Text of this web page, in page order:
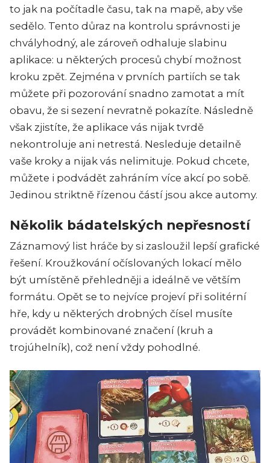
to jak na počítadle času, tak na mapě, aby vše
sedělo. Tento důraz na kontrolu správnosti je
chvályhodný, ale zároveň odhaluje slabinu
aplikace: u některých procesů chybí možnost
kroku zpět. Zejména v prvních partiích se tak
můžete při pozorování snadno zamotat a mít
obavu, že si sezení nevratně pokazíte. Následně
však zjistíte, že aplikace vás nijak tvrdě
nekontroluje ani netrestá. Nesleduje detailně
vaše kroky a nijak vás nelimituje. Pokud chcete,
můžete i podvádět zahráním více akcí po sobě.
Jedinou striktně řízenou částí jsou akce automy.
Několik bádatelských nepřesností
Záznamový list hráče by si zasloužil lepší grafické
řešení. Kroužkování očíslovaných lokací mělo
být umístěně přehledněji a ideálně ve větším
formátu. Opět se to nejvíce projeví při solitérní
hře, kdy u některých drobných čísel musíte
provádět kombinované značení (kruh a
trojúhelník), což není vždy pohodlné.